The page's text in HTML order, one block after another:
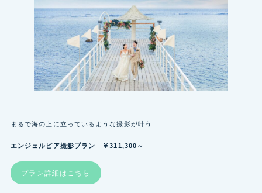
まるで海の上に立っているような撮影が叶う
エンジェルピア撮影プラン ￥311,300～
プラン詳細はこちら